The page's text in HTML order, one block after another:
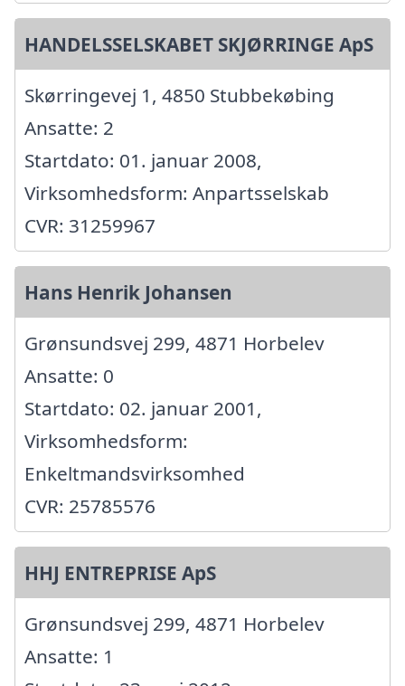
HANDELSSELSKABET SKJØRRINGE ApS
Skørringevej 1, 4850 Stubbekøbing
Ansatte: 2
Startdato: 01. januar 2008,
Virksomhedsform: Anpartsselskab
CVR: 31259967
Hans Henrik Johansen
Grønsundsvej 299, 4871 Horbelev
Ansatte: 0
Startdato: 02. januar 2001,
Virksomhedsform:
Enkeltmandsvirksomhed
CVR: 25785576
HHJ ENTREPRISE ApS
Grønsundsvej 299, 4871 Horbelev
Ansatte: 1